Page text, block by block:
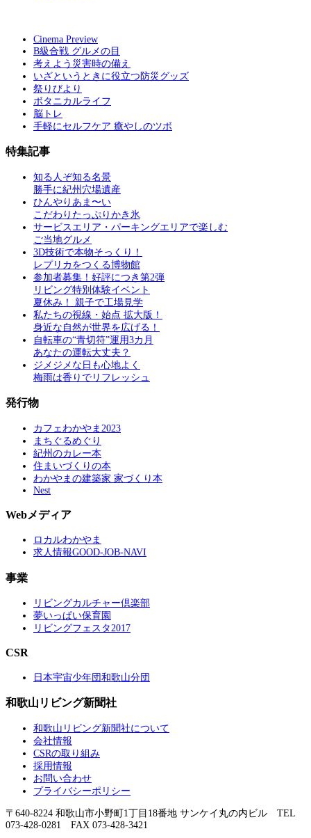
Cinema Preview
B級合戦 グルメの目
考えよう災害時の備え
いざというときに役立つ防災グッズ
祭りびより
ボタニカルライフ
脳トレ
手軽にセルフケア 癒やしのツボ
特集記事
知る人ぞ知る名景
勝手に紀州穴場遺産
ひんやりあま〜い
こだわりたっぷりかき氷
サービスエリア・パーキングエリアで楽しむ
ご当地グルメ
3D技術で本物そっくり！
レプリカをつくる博物館
参加者募集！好評につき第2弾
リビング特別体験イベント
夏休み！ 親子で工場見学
私たちの視線・始点 拡大版！
身近な自然が世界を広げる！
自転車の“青切符”運用3カ月
あなたの運転大丈夫？
ジメジメな日も心地よく
梅雨は香りでリフレッシュ
発行物
カフェわかやま2023
まちぐるめぐり
紀州のカレー本
住まいづくりの本
わかやまの建築家 家づくり本
Nest
Webメディア
ロカルわかやま
求人情報GOOD-JOB-NAVI
事業
リビングカルチャー倶楽部
夢いっぱい保育園
リビングフェスタ2017
CSR
日本宇宙少年団和歌山分団
和歌山リビング新聞社
和歌山リビング新聞社について
会社情報
CSRの取り組み
採用情報
お問い合わせ
プライバシーポリシー
〒640-8224 和歌山市小野町1丁目18番地 サンケイ丸の内ビル TEL
073-428-0281 FAX 073-428-3421